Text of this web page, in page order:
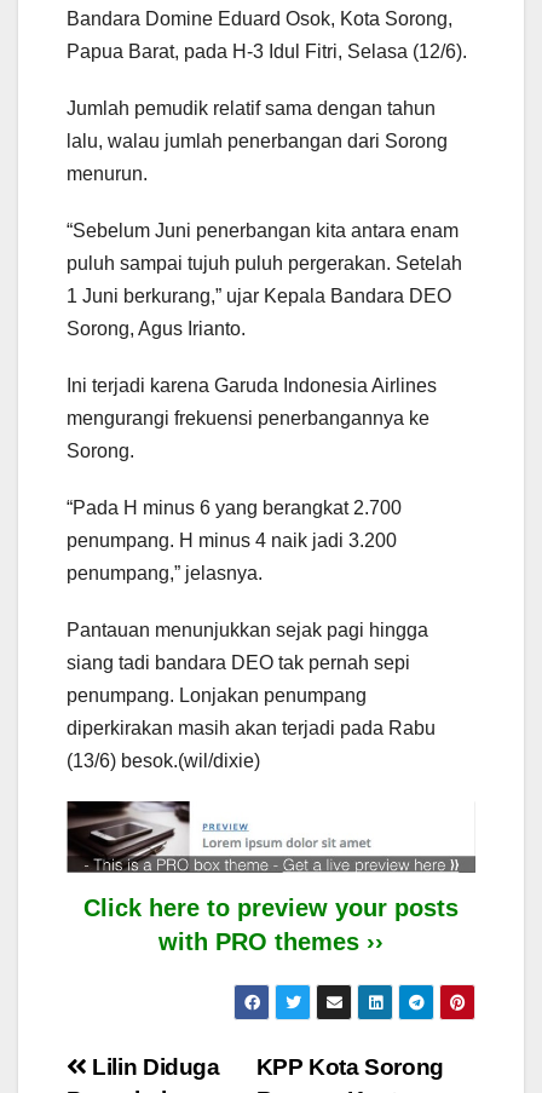
Bandara Domine Eduard Osok, Kota Sorong,
Papua Barat, pada H-3 Idul Fitri, Selasa (12/6).
Jumlah pemudik relatif sama dengan tahun
lalu, walau jumlah penerbangan dari Sorong
menurun.
“Sebelum Juni penerbangan kita antara enam
puluh sampai tujuh puluh pergerakan. Setelah
1 Juni berkurang,” ujar Kepala Bandara DEO
Sorong, Agus Irianto.
Ini terjadi karena Garuda Indonesia Airlines
mengurangi frekuensi penerbangannya ke
Sorong.
“Pada H minus 6 yang berangkat 2.700
penumpang. H minus 4 naik jadi 3.200
penumpang,” jelasnya.
Pantauan menunjukkan sejak pagi hingga
siang tadi bandara DEO tak pernah sepi
penumpang. Lonjakan penumpang
diperkirakan masih akan terjadi pada Rabu
(13/6) besok.(wil/dixie)
Click here to preview your posts
with PRO themes ››
Post
KPP Kota Sorong
Lilin Diduga